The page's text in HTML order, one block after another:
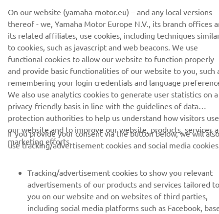
CORPORATE
FOR BUSINESS
MORE YAMAHA
SUPPORT
ІНФОРМАЦІЙНИЙ БЮЛЕТЕНЬ
Дізнавайтесь першими про останні пропозиції, спеціальні
події, оновлення та багато іншого
On our website (yamaha-motor.eu) – and any local versions
thereof - we, Yamaha Motor Europe N.V., its branch offices
its related affiliates, use cookies, including techniques
to cookies, such as javascript and web beacons. We use
functional cookies to allow our website to function properly
and provide basic functionalities of our website to you, such
remembering your login credentials and language
We also use analytics cookies to generate user statistics on a
privacy-friendly basis in line with the guidelines of data
protection authorities to help us understand how visitors use
our website and to improve our website, products, services
marketing efforts.
If you provide your consent via the button below, we will also
use tracking/advertisement cookies and social media
Tracking/advertisement cookies to show you relevant
advertisements of our products and services tailored to
you on our website and on websites of third parties,
including social media platforms such as Facebook,